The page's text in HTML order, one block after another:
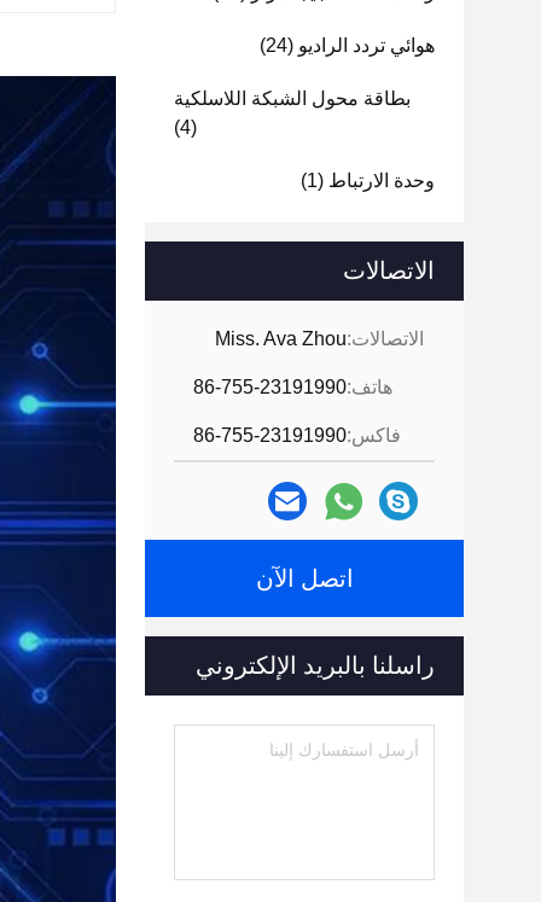
هوائي تردد الراديو (24)
بطاقة محول الشبكة اللاسلكية
(4)
وحدة الارتباط (1)
الاتصالات
الاتصالات:Miss. Ava Zhou
هاتف:86-755-23191990
فاكس:86-755-23191990
اتصل الآن
راسلنا بالبريد الإلكتروني